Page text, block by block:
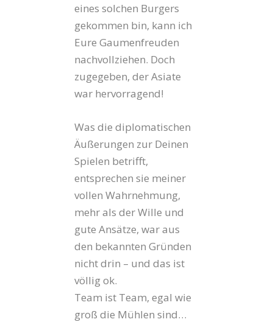
eines solchen Burgers
gekommen bin, kann ich
Eure Gaumenfreuden
nachvollziehen. Doch
zugegeben, der Asiate
war hervorragend!
Was die diplomatischen
Äußerungen zur Deinen
Spielen betrifft,
entsprechen sie meiner
vollen Wahrnehmung,
mehr als der Wille und
gute Ansätze, war aus
den bekannten Gründen
nicht drin – und das ist
völlig ok.
Team ist Team, egal wie
groß die Mühlen sind…